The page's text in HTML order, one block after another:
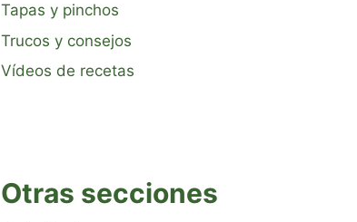
Tapas y pinchos
Trucos y consejos
Vídeos de recetas
Otras secciones